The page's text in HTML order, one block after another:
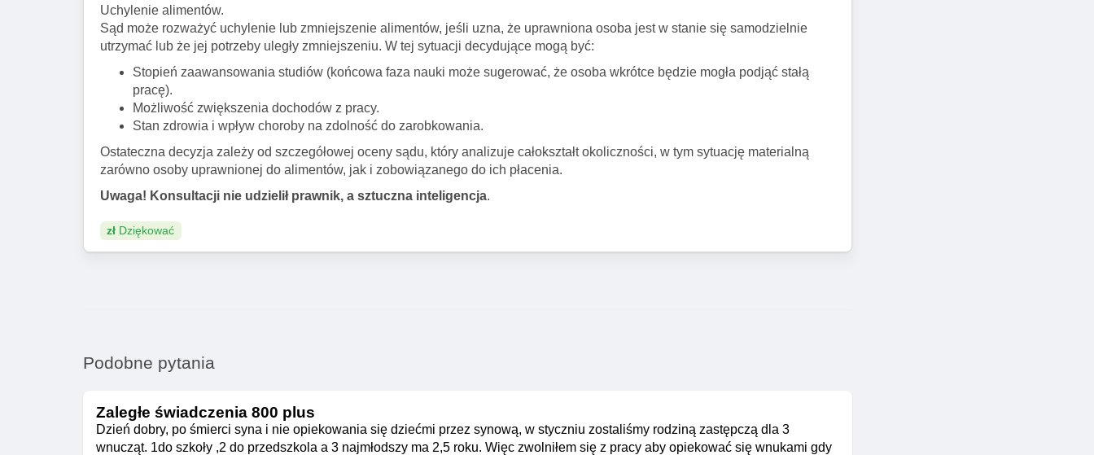
Uchylenie alimentów.
Sąd może rozważyć uchylenie lub zmniejszenie alimentów, jeśli uzna, że uprawniona osoba jest w stanie się samodzielnie
utrzymać lub że jej potrzeby uległy zmniejszeniu. W tej sytuacji decydujące mogą być:
Stopień zaawansowania studiów (końcowa faza nauki może sugerować, że osoba wkrótce będzie mogła podjąć stałą
pracę).
Możliwość zwiększenia dochodów z pracy.
Stan zdrowia i wpływ choroby na zdolność do zarobkowania.
Ostateczna decyzja zależy od szczegółowej oceny sądu, który analizuje całokształt okoliczności, w tym sytuację materialną
zarówno osoby uprawnionej do alimentów, jak i zobowiązanego do ich płacenia.
Uwaga! Konsultacji nie udzielił prawnik, a sztuczna inteligencja.
zł Dziękować
Podobne pytania
Zaległe świadczenia 800 plus
Dzień dobry, po śmierci syna i nie opiekowania się dziećmi przez synową, w styczniu zostaliśmy rodziną zastępczą dla 3
wnucząt. 1do szkoły ,2 do przedszkola a 3 najmłodszy ma 2,5 roku. Więc zwolniłem się z pracy aby opiekować się wnukami gdy